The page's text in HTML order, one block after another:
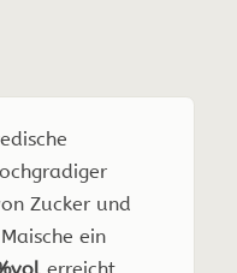
Zucker und
ein